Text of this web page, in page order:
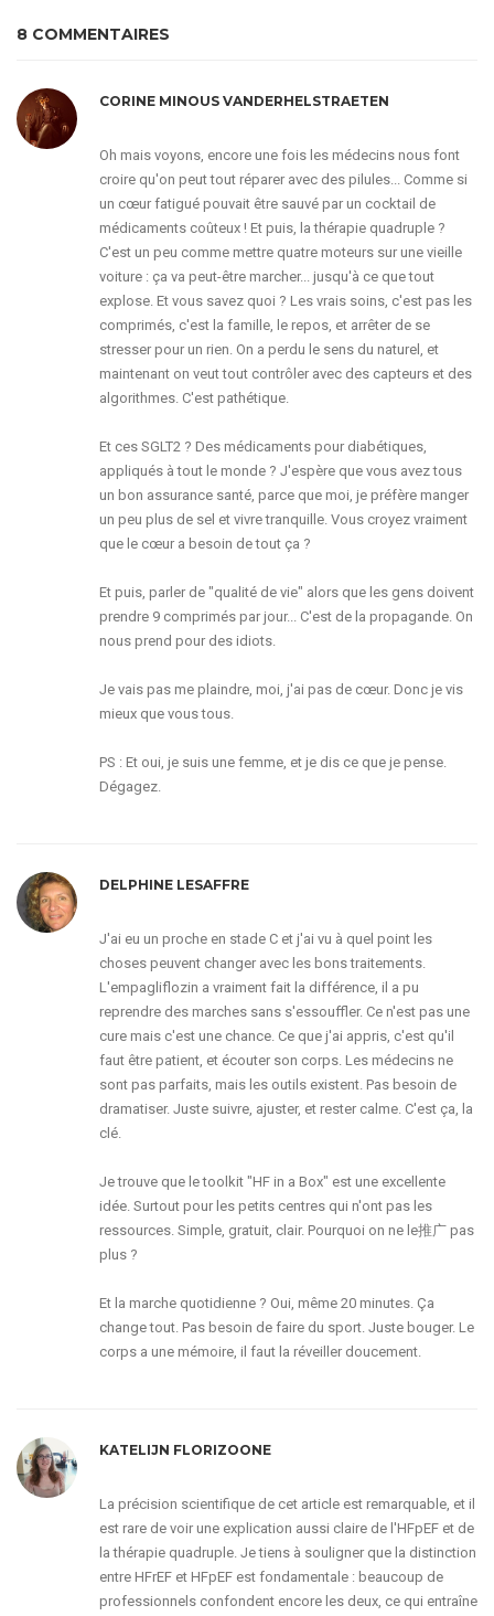
8 COMMENTAIRES
CORINE MINOUS VANDERHELSTRAETEN
Oh mais voyons, encore une fois les médecins nous font
croire qu'on peut tout réparer avec des pilules... Comme si
un cœur fatigué pouvait être sauvé par un cocktail de
médicaments coûteux ! Et puis, la thérapie quadruple ?
C'est un peu comme mettre quatre moteurs sur une vieille
voiture : ça va peut-être marcher... jusqu'à ce que tout
explose. Et vous savez quoi ? Les vrais soins, c'est pas les
comprimés, c'est la famille, le repos, et arrêter de se
stresser pour un rien. On a perdu le sens du naturel, et
maintenant on veut tout contrôler avec des capteurs et des
algorithmes. C'est pathétique.
Et ces SGLT2 ? Des médicaments pour diabétiques,
appliqués à tout le monde ? J'espère que vous avez tous
un bon assurance santé, parce que moi, je préfère manger
un peu plus de sel et vivre tranquille. Vous croyez vraiment
que le cœur a besoin de tout ça ?
Et puis, parler de "qualité de vie" alors que les gens doivent
prendre 9 comprimés par jour... C'est de la propagande. On
nous prend pour des idiots.
Je vais pas me plaindre, moi, j'ai pas de cœur. Donc je vis
mieux que vous tous.
PS : Et oui, je suis une femme, et je dis ce que je pense.
Dégagez.
DELPHINE LESAFFRE
J'ai eu un proche en stade C et j'ai vu à quel point les
choses peuvent changer avec les bons traitements.
L'empagliflozin a vraiment fait la différence, il a pu
reprendre des marches sans s'essouffler. Ce n'est pas une
cure mais c'est une chance. Ce que j'ai appris, c'est qu'il
faut être patient, et écouter son corps. Les médecins ne
sont pas parfaits, mais les outils existent. Pas besoin de
dramatiser. Juste suivre, ajuster, et rester calme. C'est ça, la
clé.
Je trouve que le toolkit "HF in a Box" est une excellente
idée. Surtout pour les petits centres qui n'ont pas les
ressources. Simple, gratuit, clair. Pourquoi on ne le推广 pas
plus ?
Et la marche quotidienne ? Oui, même 20 minutes. Ça
change tout. Pas besoin de faire du sport. Juste bouger. Le
corps a une mémoire, il faut la réveiller doucement.
KATELIJN FLORIZOONE
La précision scientifique de cet article est remarquable, et il
est rare de voir une explication aussi claire de l'HFpEF et de
la thérapie quadruple. Je tiens à souligner que la distinction
entre HFrEF et HFpEF est fondamentale : beaucoup de
professionnels confondent encore les deux, ce qui entraîne